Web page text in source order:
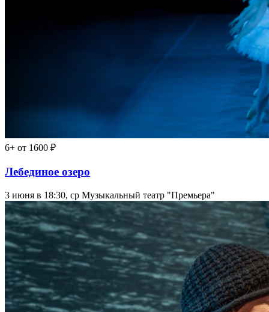
6+ от 1600 ₽
Лебединое озеро
3 июня в 18:30, ср Музыкальный театр "Премьера"